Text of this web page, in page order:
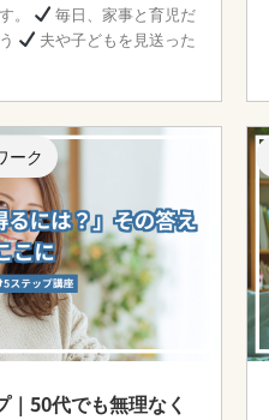
。
毎日、家事と育児だ
夫や子どもを見送った
ーク
50代でも無理なく